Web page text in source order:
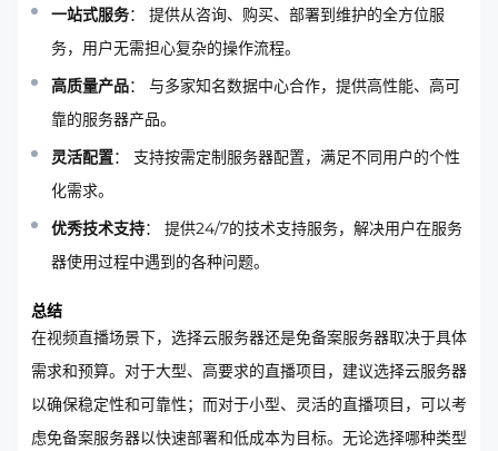
一站式服务： 提供从咨询、购买、部署到维护的全方位服
务，用户无需担心复杂的操作流程。
高质量产品： 与多家知名数据中心合作，提供高性能、高可
靠的服务器产品。
灵活配置： 支持按需定制服务器配置，满足不同用户的个性
化需求。
优秀技术支持： 提供24/7的技术支持服务，解决用户在服务
器使用过程中遇到的各种问题。
总结
在视频直播场景下，选择云服务器还是免备案服务器取决于具体
需求和预算。对于大型、高要求的直播项目，建议选择云服务器
以确保稳定性和可靠性；而对于小型、灵活的直播项目，可以考
虑免备案服务器以快速部署和低成本为目标。无论选择哪种类型